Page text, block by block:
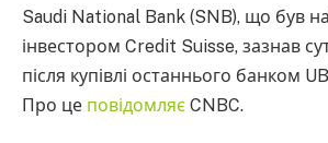
Saudi National Bank (SNB), що був
інвестором Credit Suisse, зазнав
після купівлі останнього банком
Про це повідомляє CNBC.